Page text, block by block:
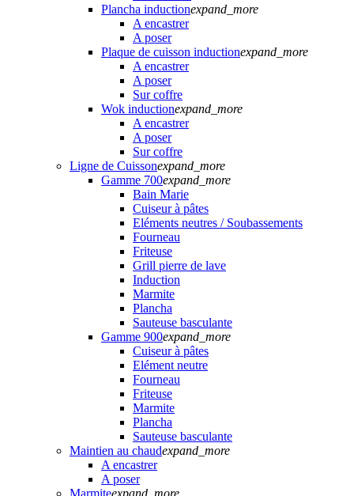
Plancha inductionexpand_more
A encastrer
A poser
Plaque de cuisson inductionexpand_more
A encastrer
A poser
Sur coffre
Wok inductionexpand_more
A encastrer
A poser
Sur coffre
Ligne de Cuissonexpand_more
Gamme 700expand_more
Bain Marie
Cuiseur à pâtes
Eléments neutres / Soubassements
Fourneau
Friteuse
Grill pierre de lave
Induction
Marmite
Plancha
Sauteuse basculante
Gamme 900expand_more
Cuiseur à pâtes
Elément neutre
Fourneau
Friteuse
Marmite
Plancha
Sauteuse basculante
Maintien au chaudexpand_more
A encastrer
A poser
Marmiteexpand_more